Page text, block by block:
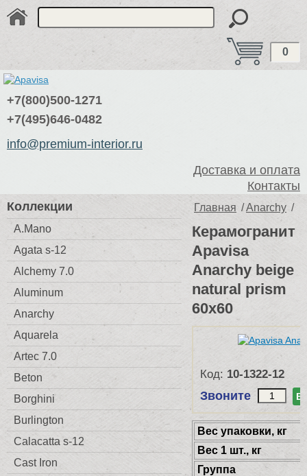
0
+7(800)500-1271
+7(495)646-0482
info@premium-interior.ru
Доставка и оплата
Контакты
Коллекции
A.Mano
Agata s-12
Alchemy 7.0
Aluminum
Anarchy
Aquarela
Artec 7.0
Beton
Borghini
Burlington
Calacatta s-12
Cast Iron
Главная /Anarchy /
Керамогранит
Apavisa
Anarchy beige
natural prism
60x60
Код: 10-1322-12
Звоните В
Веc упаковки, кг
Вес 1 шт., кг
Группа